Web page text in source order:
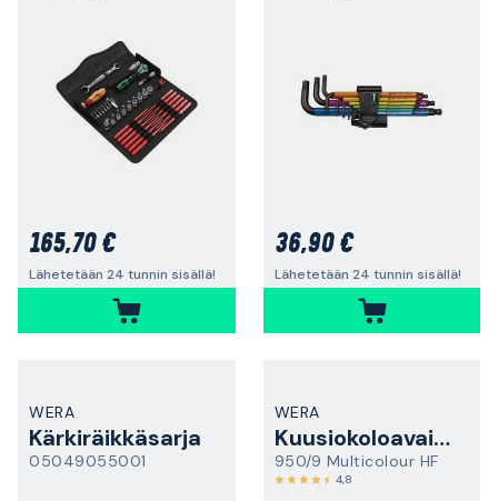
165,70 €
Lähetetään 24 tunnin sisällä!
36,90 €
Lähetetään 24 tunnin sisällä!
WERA
Kärkiräikkäsarja
05049055001
WERA
Kuusiokoloavainsarja
950/9 Multicolour HF
4,8